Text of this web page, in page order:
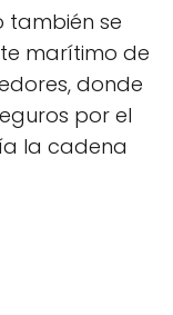
también se
marítimo de
donde
por el
la cadena